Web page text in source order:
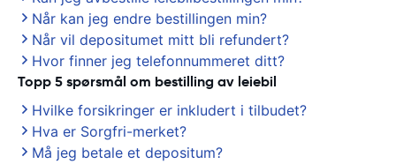
Når kan jeg endre bestillingen min?
Når vil depositumet mitt bli refundert?
Hvor finner jeg telefonnummeret ditt?
Topp 5 spørsmål om bestilling av leiebil
Hvilke forsikringer er inkludert i tilbudet?
Hva er Sorgfri-merket?
Må jeg betale et depositum?